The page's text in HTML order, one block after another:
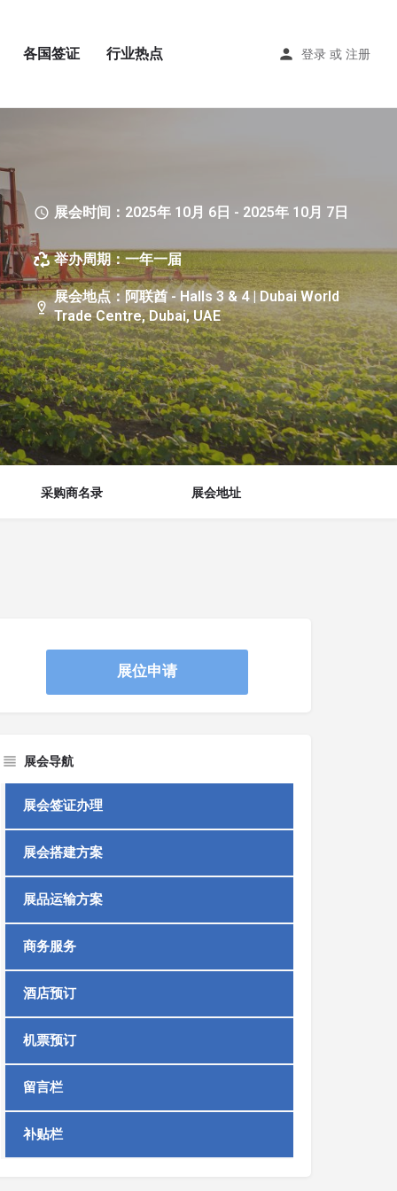
各国签证 行业热点 登录 或 注册
展会时间：2025年 10月 6日 - 2025年 10月 7日
举办周期：一年一届
展会地点：阿联酋 - Halls 3 & 4 | Dubai World
Trade Centre, Dubai, UAE
采购商名录 展会地址
展位申请
展会导航
展会签证办理
展会搭建方案
展品运输方案
商务服务
酒店预订
机票预订
留言栏
补贴栏